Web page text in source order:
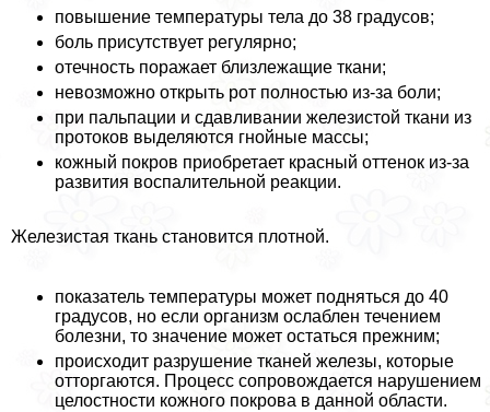
повышение температуры тела до 38 градусов;
боль присутствует регулярно;
отечность поражает близлежащие ткани;
невозможно открыть рот полностью из-за боли;
при пальпации и сдавливании железистой ткани из
протоков выделяются гнойные массы;
кожный покров приобретает красный оттенок из-за
развития воспалительной реакции.
Железистая ткань становится плотной.
показатель температуры может подняться до 40
градусов, но если организм ослаблен течением
болезни, то значение может остаться прежним;
происходит разрушение тканей железы, которые
отторгаются. Процесс сопровождается нарушением
целостности кожного покрова в данной области.